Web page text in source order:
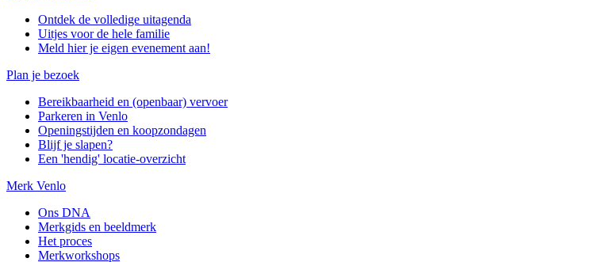
Ontdek de volledige uitagenda
Uitjes voor de hele familie
Meld hier je eigen evenement aan!
Plan je bezoek
Bereikbaarheid en (openbaar) vervoer
Parkeren in Venlo
Openingstijden en koopzondagen
Blijf je slapen?
Een 'hendig' locatie-overzicht
Merk Venlo
Ons DNA
Merkgids en beeldmerk
Het proces
Merkworkshops